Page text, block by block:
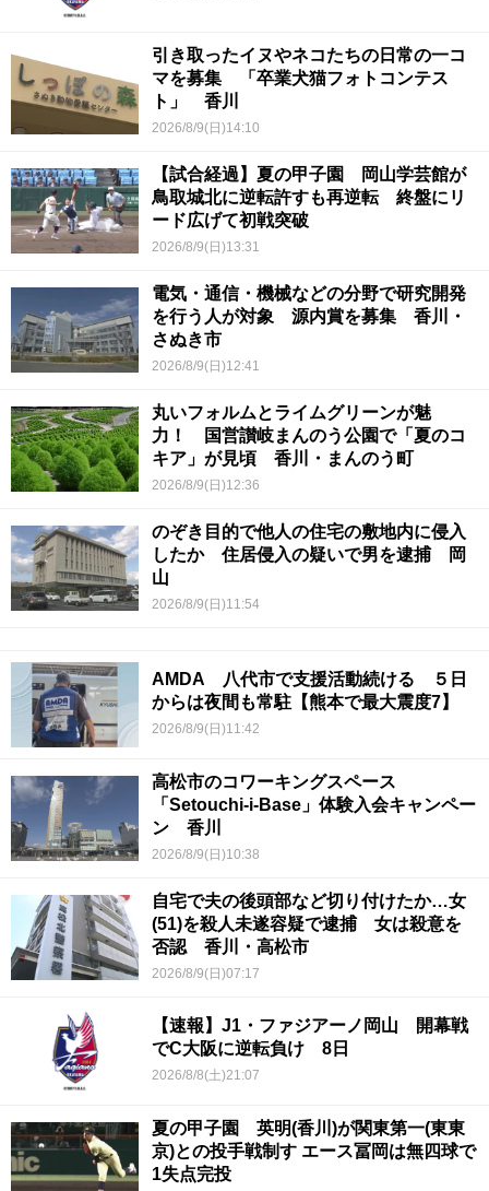
引き取ったイヌやネコたちの日常の一コ
マを募集 「卒業犬猫フォトコンテス
ト」 香川
2026/8/9(日)14:10
【試合経過】夏の甲子園 岡山学芸館が
鳥取城北に逆転許すも再逆転 終盤にリ
ード広げて初戦突破
2026/8/9(日)13:31
電気・通信・機械などの分野で研究開発
を行う人が対象 源内賞を募集 香川・
さぬき市
2026/8/9(日)12:41
丸いフォルムとライムグリーンが魅
力！ 国営讃岐まんのう公園で「夏のコ
キア」が見頃 香川・まんのう町
2026/8/9(日)12:36
のぞき目的で他人の住宅の敷地内に侵入
したか 住居侵入の疑いで男を逮捕 岡
山
2026/8/9(日)11:54
AMDA 八代市で支援活動続ける ５日
からは夜間も常駐【熊本で最大震度7】
2026/8/9(日)11:42
高松市のコワーキングスペース
「Setouchi-i-Base」体験入会キャンペー
ン 香川
2026/8/9(日)10:38
自宅で夫の後頭部など切り付けたか…女
(51)を殺人未遂容疑で逮捕 女は殺意を
否認 香川・高松市
2026/8/9(日)07:17
【速報】J1・ファジアーノ岡山 開幕戦
でC大阪に逆転負け 8日
2026/8/8(土)21:07
夏の甲子園 英明(香川)が関東第一(東東
京)との投手戦制す エース冨岡は無四球で
1失点完投